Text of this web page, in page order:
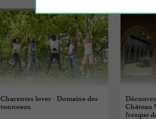
Charentes lover - Domaine des
tonneaux
Château
fresque